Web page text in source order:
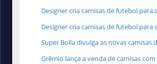
Designer cria camisas de futebol para
Designer cria camisas de futebol para
Super Bolla divulga as novas camisas
Grêmio lança a venda de camisas